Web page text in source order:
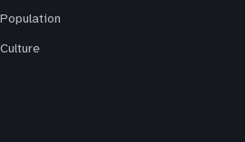
Population
Culture